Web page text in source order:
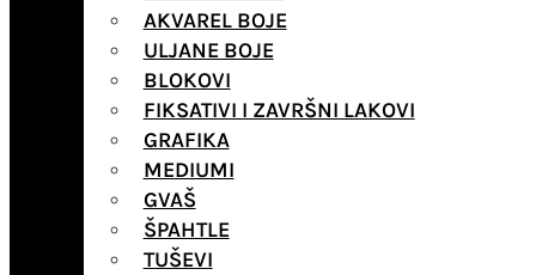
AKVAREL BOJE
ULJANE BOJE
BLOKOVI
FIKSATIVI I ZAVRŠNI LAKOVI
GRAFIKA
MEDIUMI
GVAŠ
ŠPAHTLE
TUŠEVI